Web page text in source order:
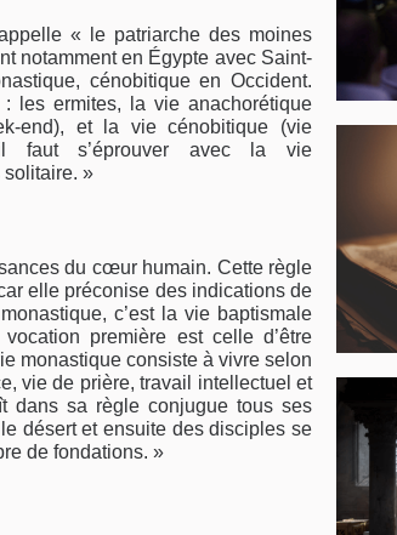
« le patriarche des moines
notamment en Égypte avec Saint-
cénobitique en Occident.
les ermites, la vie anachorétique
end), et la vie cénobitique (vie
faut s’éprouver avec la vie
solitaire. »
du cœur humain. Cette règle
elle préconise des indications de
c’est la vie baptismale
première est celle d’être
monastique consiste à vivre selon
vie de prière, travail intellectuel et
dans sa règle conjugue tous ses
désert et ensuite des disciples se
de fondations. »